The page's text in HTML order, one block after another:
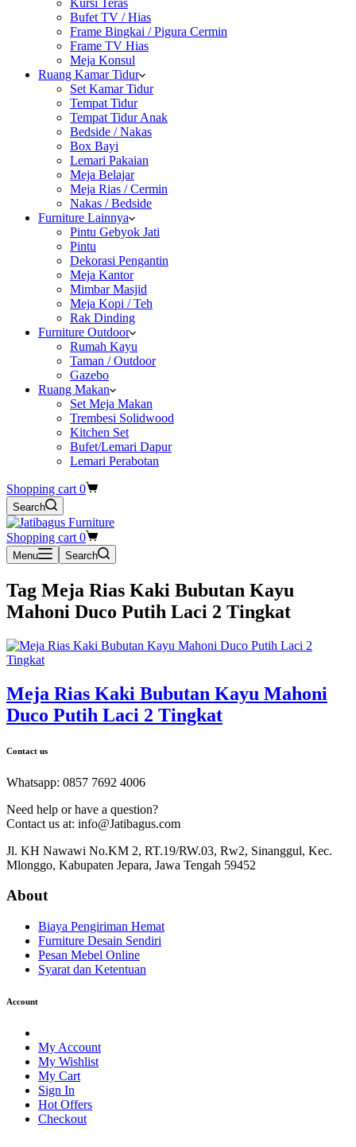
Kursi Teras
Bufet TV / Hias
Frame Bingkai / Pigura Cermin
Frame TV Hias
Meja Konsul
Ruang Kamar Tidur
Set Kamar Tidur
Tempat Tidur
Tempat Tidur Anak
Bedside / Nakas
Box Bayi
Lemari Pakaian
Meja Belajar
Meja Rias / Cermin
Nakas / Bedside
Furniture Lainnya
Pintu Gebyok Jati
Pintu
Dekorasi Pengantin
Meja Kantor
Mimbar Masjid
Meja Kopi / Teh
Rak Dinding
Furniture Outdoor
Rumah Kayu
Taman / Outdoor
Gazebo
Ruang Makan
Set Meja Makan
Trembesi Solidwood
Kitchen Set
Bufet/Lemari Dapur
Lemari Perabotan
Shopping cart 0
Search
Shopping cart 0
Menu Search
Tag Meja Rias Kaki Bubutan Kayu
Mahoni Duco Putih Laci 2 Tingkat
Meja Rias Kaki Bubutan Kayu Mahoni
Duco Putih Laci 2 Tingkat
Contact us
Whatsapp: 0857 7692 4006
Need help or have a question?
Contact us at: info@Jatibagus.com
Jl. KH Nawawi No.KM 2, RT.19/RW.03, Rw2, Sinanggul, Kec.
Mlonggo, Kabupaten Jepara, Jawa Tengah 59452
About
Biaya Pengiriman Hemat
Furniture Desain Sendiri
Pesan Mebel Online
Syarat dan Ketentuan
Account
My Account
My Wishlist
My Cart
Sign In
Hot Offers
Checkout